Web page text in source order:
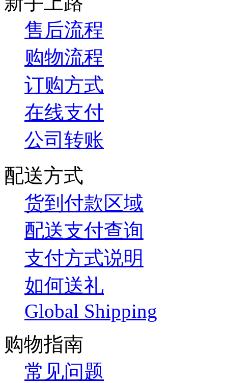
售后流程
购物流程
订购方式
在线支付
公司转账
配送方式
货到付款区域
配送支付查询
支付方式说明
如何送礼
Global Shipping
购物指南
常见问题